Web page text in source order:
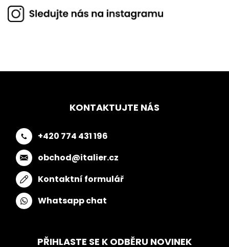
KONTAKTUJTE NÁS
+420 774 431 196
obchod@italier.cz
Kontaktní formulář
Whatsapp chat
PŘIHLASTE SE K ODBĚRU NOVINEK